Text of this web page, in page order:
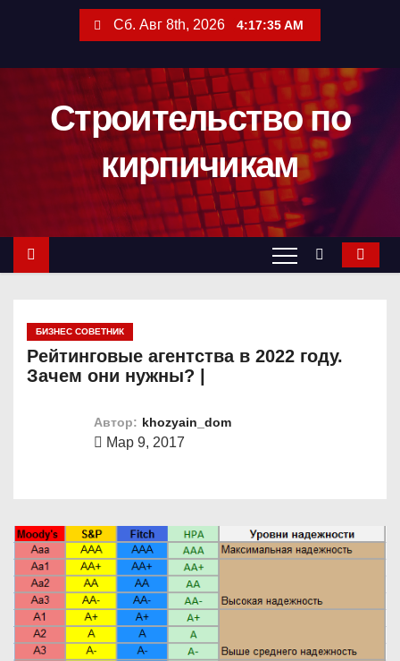
о
Сб. Авг 8th, 2026 4:17:36 AM
Строительство по
кирпичикам
БИЗНЕС СОВЕТНИК
Рейтинговые агентства в 2022 году.
Зачем они нужны? |
Автор: khozyain_dom
Мар 9, 2017